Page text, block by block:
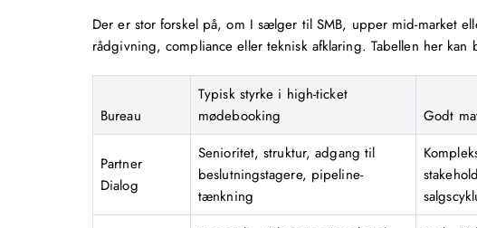
Der er stor forskel på, om I sælger til SMB, upper mid-market
rådgivning, compliance eller teknisk afklaring. Tabellen her
Bureau
Typisk styrke i high-ticket
mødebooking
Godt
Partner
Dialog
Senioritet, struktur, adgang til
beslutningstagere, pipeline-
tænkning